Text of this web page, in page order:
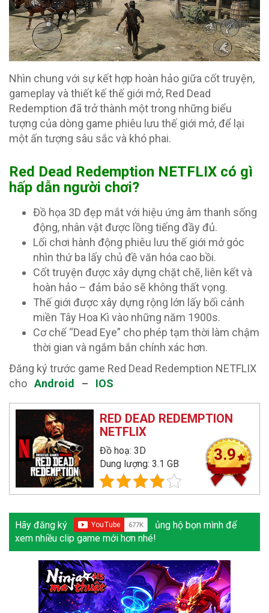
Nhìn chung với sự kết hợp hoàn hảo giữa cốt truyện,
gameplay và thiết kế thế giới mở, Red Dead
Redemption đã trở thành một trong những biểu
tượng của dòng game phiêu lưu thế giới mở, để lại
một ấn tượng sâu sắc và khó phai.
Red Dead Redemption NETFLIX có gì
hấp dẫn người chơi?
Đồ họa 3D đẹp mắt với hiệu ứng âm thanh sống
động, nhân vật được lồng tiếng đầy đủ.
Lối chơi hành động phiêu lưu thế giới mở góc
nhìn thứ ba lấy chủ đề văn hóa cao bồi.
Cốt truyện được xây dựng chặt chẽ, liên kết và
hoàn hảo – đảm bảo sẽ không thất vọng.
Thế giới được xây dựng rộng lớn lấy bối cảnh
miền Tây Hoa Kì vào những năm 1900s.
Cơ chế “Dead Eye” cho phép tạm thời làm chậm
thời gian và ngắm bắn chính xác hơn.
Đăng ký trước game Red Dead Redemption NETFLIX
cho Android – IOS
RED DEAD REDEMPTION
NETFLIX
Đồ hoạ: 3D
Dung lượng: 3.1 GB
3.9
Hãy đăng ký
ủng hộ bọn mình để
xem nhiều clip game mới hơn nhé!